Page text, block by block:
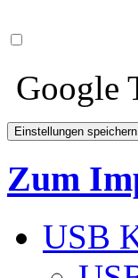
Google
Einstellungen speichern
Zum
USB